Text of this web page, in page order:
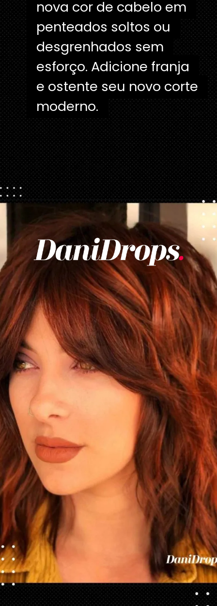
nova cor de cabelo em
penteados soltos ou
desgrenhados sem
esforço. Adicione franja
e ostente seu novo corte
moderno.
nova cor de cabelo em
penteados soltos ou
desgrenhados sem
esforço. Adicione franja
e ostente seu novo corte
https://danidrops.com.br/tendencia-corte-de-cabelo-feminino-2025/
Opening